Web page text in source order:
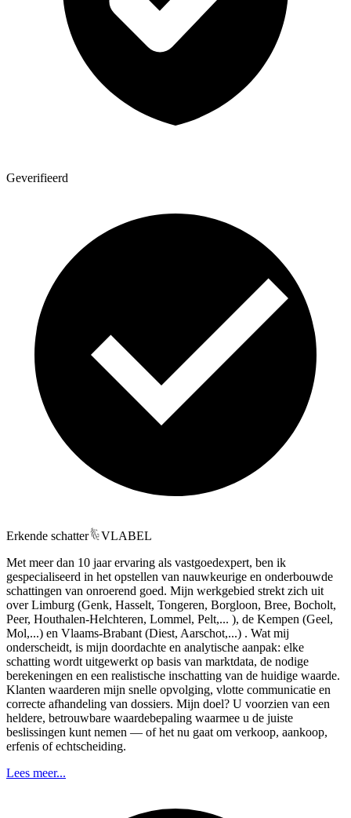
Geverifieerd
Erkende schatter
VLABEL
Met meer dan 10 jaar ervaring als vastgoedexpert, ben ik
gespecialiseerd in het opstellen van nauwkeurige en onderbouwde
schattingen van onroerend goed. Mijn werkgebied strekt zich uit
over Limburg (Genk, Hasselt, Tongeren, Borgloon, Bree, Bocholt,
Peer, Houthalen-Helchteren, Lommel, Pelt,... ), de Kempen (Geel,
Mol,...) en Vlaams-Brabant (Diest, Aarschot,...) . Wat mij
onderscheidt, is mijn doordachte en analytische aanpak: elke
schatting wordt uitgewerkt op basis van marktdata, de nodige
berekeningen en een realistische inschatting van de huidige waarde.
Klanten waarderen mijn snelle opvolging, vlotte communicatie en
correcte afhandeling van dossiers. Mijn doel? U voorzien van een
heldere, betrouwbare waardebepaling waarmee u de juiste
beslissingen kunt nemen — of het nu gaat om verkoop, aankoop,
erfenis of echtscheiding.
Lees meer...